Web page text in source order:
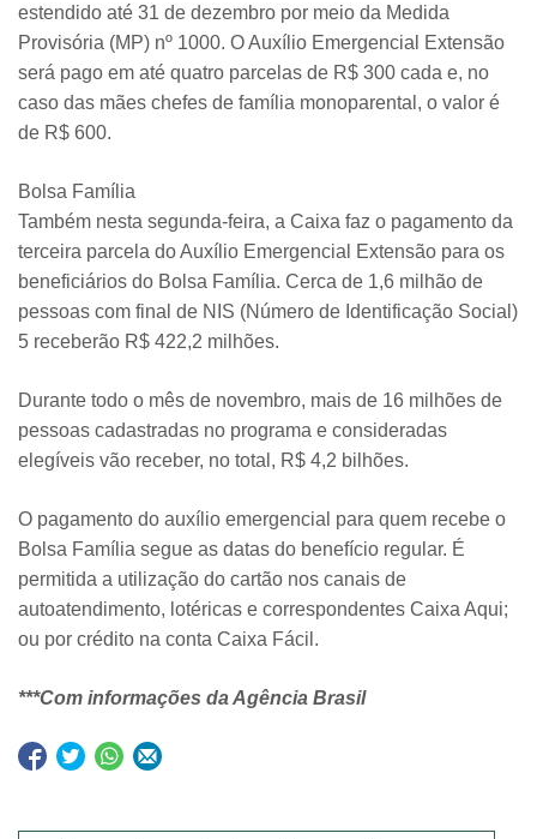
estendido até 31 de dezembro por meio da Medida
Provisória (MP) nº 1000. O Auxílio Emergencial Extensão
será pago em até quatro parcelas de R$ 300 cada e, no
caso das mães chefes de família monoparental, o valor é
de R$ 600.
Bolsa Família
Também nesta segunda-feira, a Caixa faz o pagamento da
terceira parcela do Auxílio Emergencial Extensão para os
beneficiários do Bolsa Família. Cerca de 1,6 milhão de
pessoas com final de NIS (Número de Identificação Social)
5 receberão R$ 422,2 milhões.
Durante todo o mês de novembro, mais de 16 milhões de
pessoas cadastradas no programa e consideradas
elegíveis vão receber, no total, R$ 4,2 bilhões.
O pagamento do auxílio emergencial para quem recebe o
Bolsa Família segue as datas do benefício regular. É
permitida a utilização do cartão nos canais de
autoatendimento, lotéricas e correspondentes Caixa Aqui;
ou por crédito na conta Caixa Fácil.
***Com informações da Agência Brasil
Navegação